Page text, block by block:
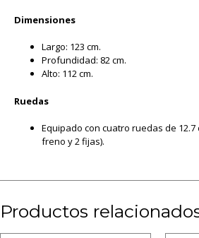
Dimensiones
Largo: 123 cm.
Profundidad: 82 cm.
Alto: 112 cm.
Ruedas
Equipado con cuatro ruedas de 12.7
freno y 2 fijas).
Productos